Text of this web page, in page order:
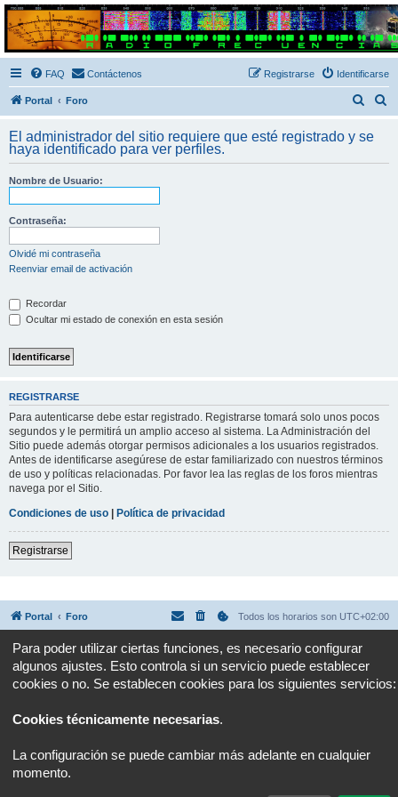
Radio Frecuencias
Foro de Radio Frecuencias
FAQ Contáctenos Identificarse
Registrarse
Portal Foro
c
s
c
El administrador del sitio requiere que esté registrado y se
haya identificado para ver perfiles.
Nombre de Usuario:
Contraseña:
Olvidé mi contraseña
Reenviar email de activación
Recordar
Ocultar mi estado de conexión en esta sesión
REGISTRARSE
Para autenticarse debe estar registrado. Registrarse tomará solo unos pocos
segundos y le permitirá un amplio acceso al sistema. La Administración del
Sitio puede además otorgar permisos adicionales a los usuarios registrados.
Antes de identificarse asegúrese de estar familiarizado con nuestros términos
de uso y políticas relacionadas. Por favor lea las reglas de los foros mientras
navega por el Sitio.
Condiciones de uso | Política de privacidad
Registrarse
Portal Foro Todos los horarios son UTC+02:00
Desarrollado porphpBB® Forum Software © phpBB Limited
Traducción al español porphpBB España
Privacidad|Condiciones
Para poder utilizar ciertas funciones, es necesario configurar
algunos ajustes. Esto controla si un servicio puede establecer
cookies o no. Se establecen cookies para los siguientes servicios:
Cookies técnicamente necesarias.
La configuración se puede cambiar más adelante en cualquier
momento.